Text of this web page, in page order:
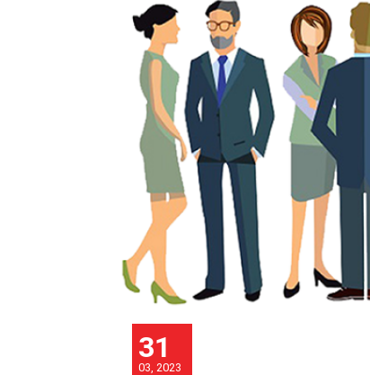
31
03, 2023